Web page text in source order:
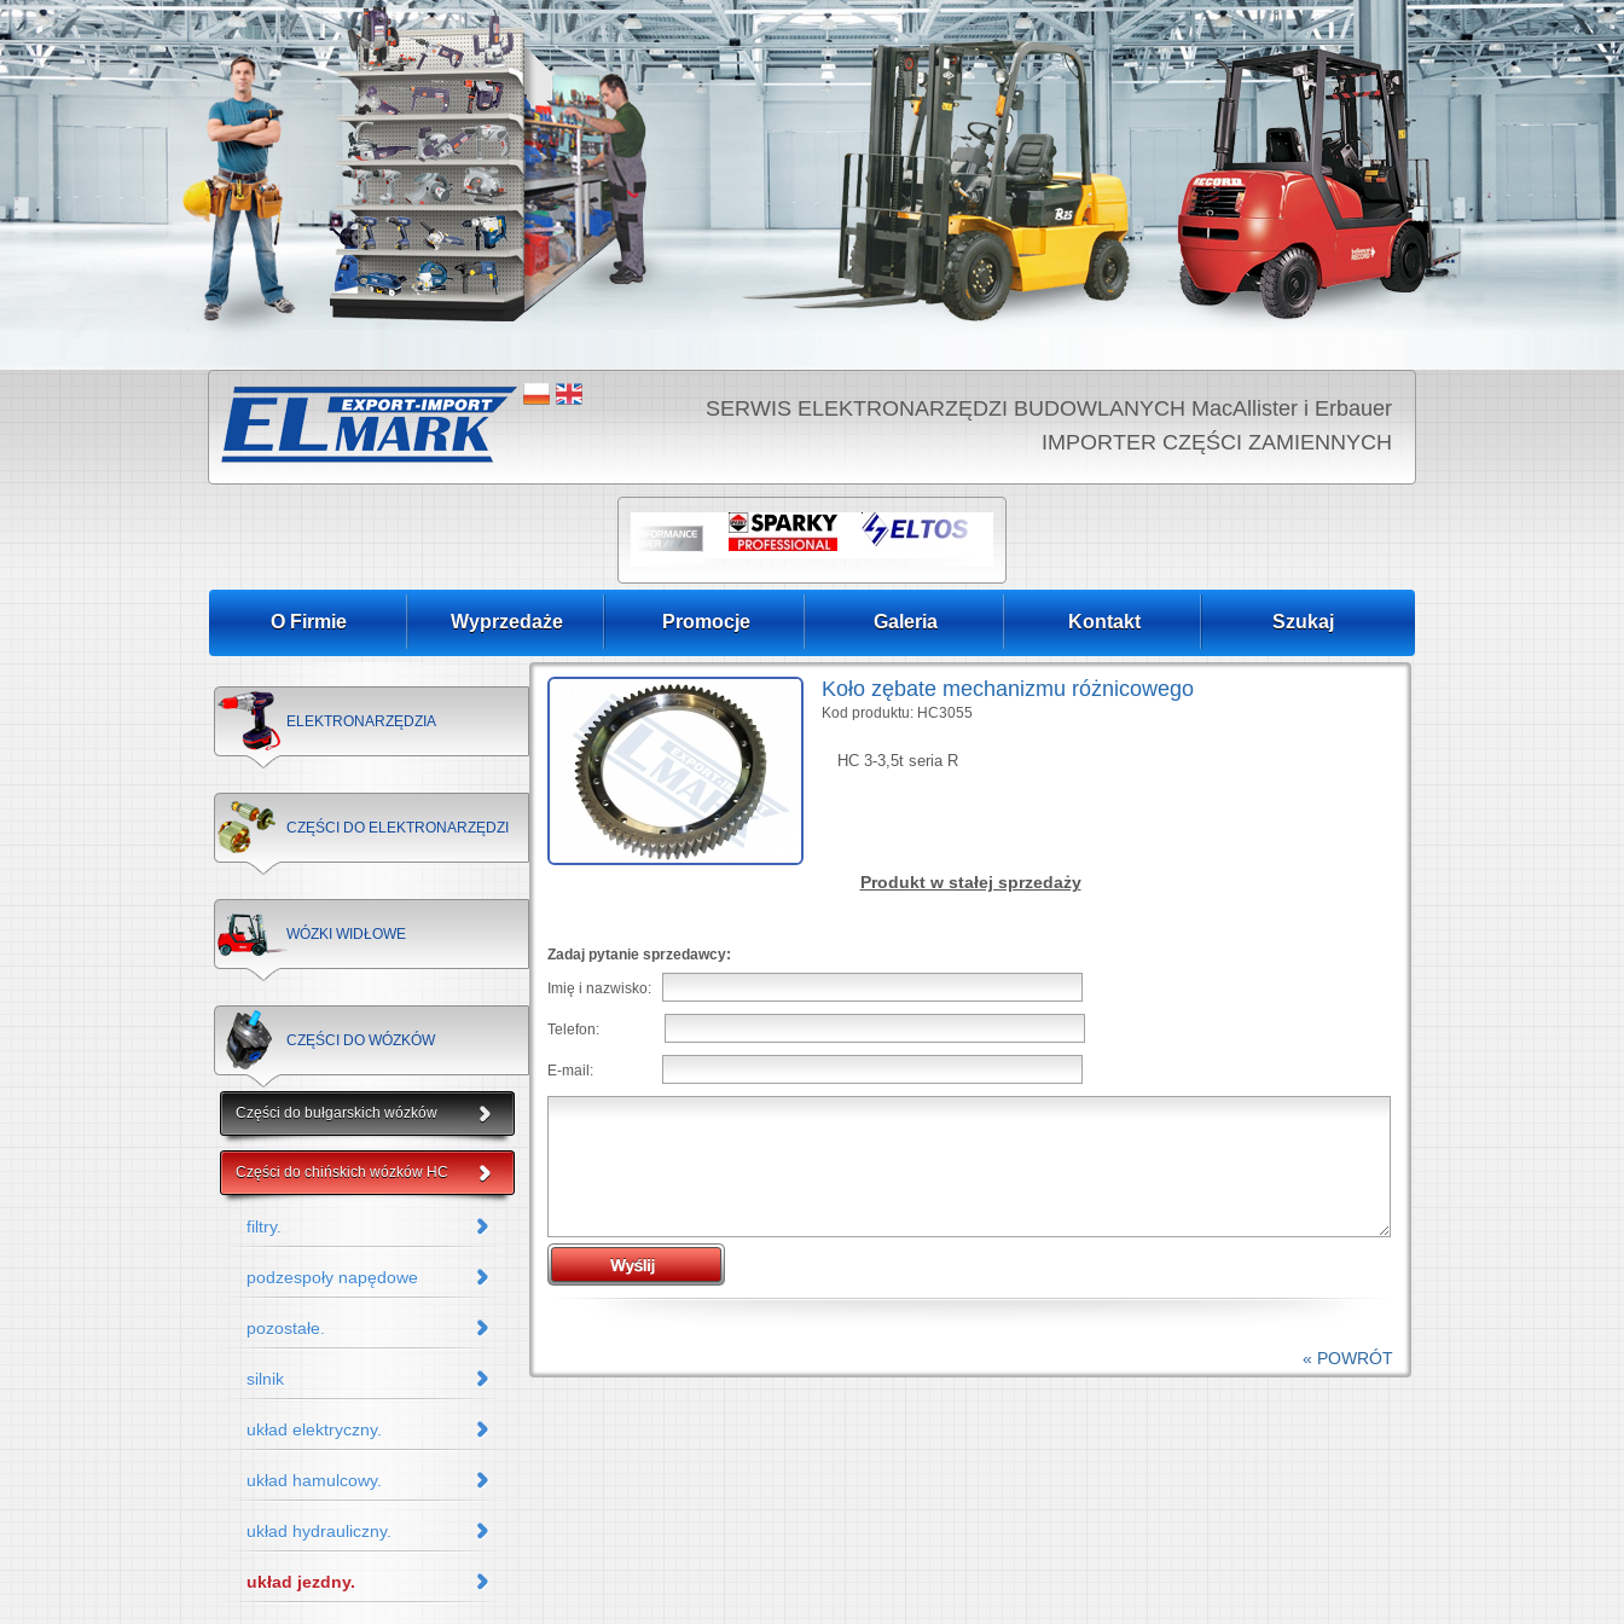
SERWIS ELEKTRONARZĘDZI BUDOWLANYCH MacAllister i Erbauer
IMPORTER CZĘŚCI ZAMIENNYCH
O Firmie Wyprzedaże Promocje Galeria Kontakt Szukaj
ELEKTRONARZĘDZIA
CZĘŚCI DO ELEKTRONARZĘDZI
WÓZKI WIDŁOWE
CZĘŚCI DO WÓZKÓW
Części do bułgarskich wózków
Części do chińskich wózków HC
filtry.
podzespoły napędowe
pozostałe.
silnik
układ elektryczny.
układ hamulcowy.
układ hydrauliczny.
układ jezdny.
Koło zębate mechanizmu różnicowego
Kod produktu: HC3055
HC 3-3,5t seria R
Produkt w stałej sprzedaży
Zadaj pytanie sprzedawcy:
Imię i nazwisko:
Telefon:
E-mail:
« POWRÓT